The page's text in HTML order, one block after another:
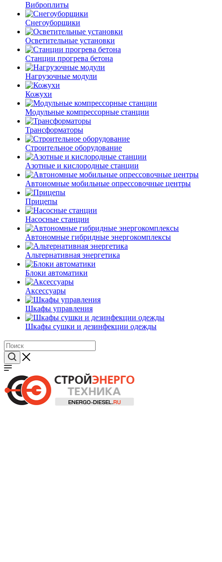
Виброплиты
Снегоуборщики
Осветительные установки
Станции прогрева бетона
Нагрузочные модули
Кожухи
Модульные компрессорные станции
Трансформаторы
Строительное оборудование
Азотные и кислородные станции
Автономные мобильные опрессовочные центры
Прицепы
Насосные станции
Автономные гибридные энергокомплексы
Альтернативная энергетика
Блоки автоматики
Аксессуары
Шкафы управления
Шкафы сушки и дезинфекции одежды